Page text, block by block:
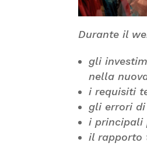
Durante il
gli
nella
i requisiti
gli errori di
i principali
il rapporto